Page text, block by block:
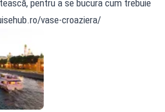
pentru a se bucura cum trebuie
vase-croaziera/